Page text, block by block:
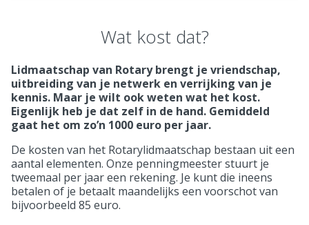
Wat kost dat?
Lidmaatschap van Rotary brengt je vriendschap,
uitbreiding van je netwerk en verrijking van je
kennis. Maar je wilt ook weten wat het kost.
Eigenlijk heb je dat zelf in de hand. Gemiddeld
gaat het om zo’n 1000 euro per jaar.
De kosten van het Rotarylidmaatschap bestaan uit een
aantal elementen. Onze penningmeester stuurt je
tweemaal per jaar een rekening. Je kunt die ineens
betalen of je betaalt maandelijks een voorschot van
bijvoorbeeld 85 euro.